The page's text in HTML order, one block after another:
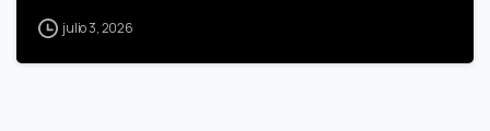
julio 3, 2026